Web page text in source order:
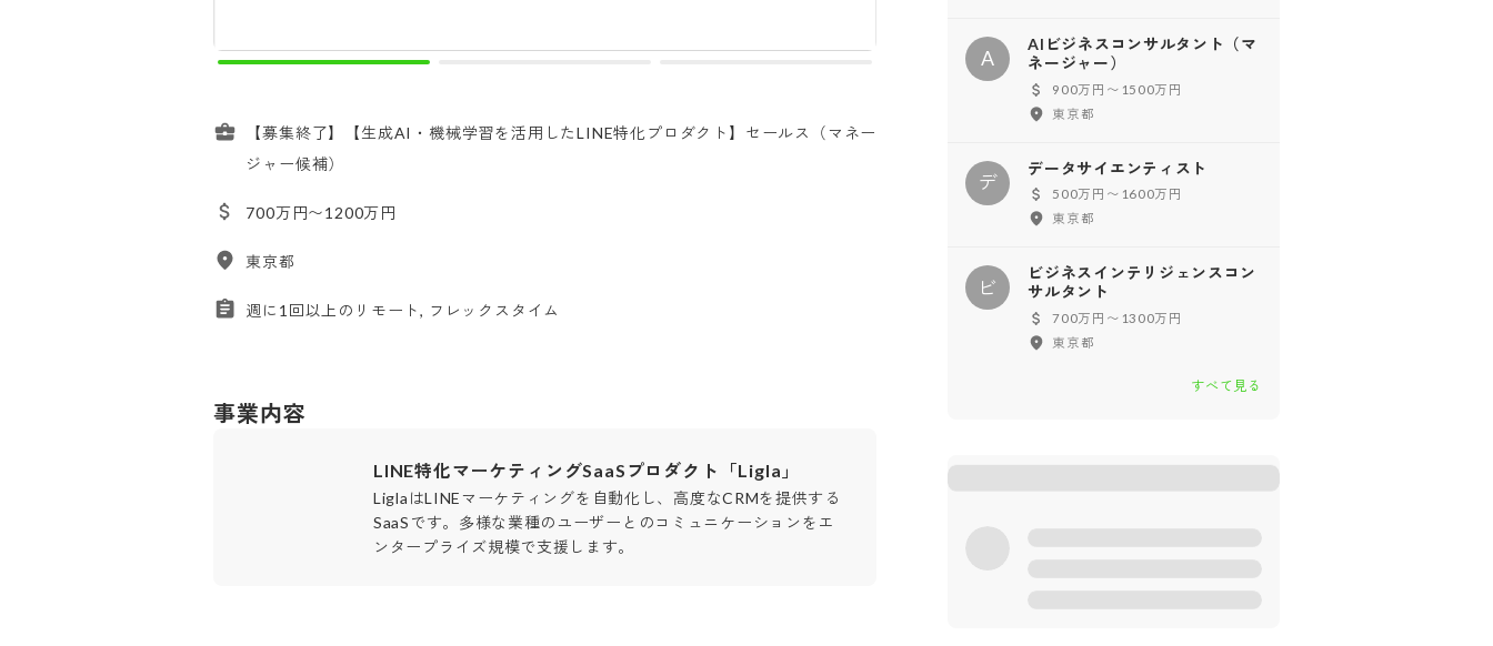
【募集終了】【生成AI・機械学習を活用したLINE特化プロダクト】セールス（マネー
ジャー候補）
700万円〜1200万円
東京都
週に1回以上のリモート, フレックスタイム
事業内容
LINE特化マーケティングSaaSプロダクト「Ligla」
LiglaはLINEマーケティングを自動化し、高度なCRMを提供する
SaaSです。多様な業種のユーザーとのコミュニケーションをエ
ンタープライズ規模で支援します。
A
AIビジネスコンサルタント（マ
ネージャー）
900万円〜1500万円
東京都
デ
データサイエンティスト
500万円〜1600万円
東京都
ビ
ビジネスインテリジェンスコン
サルタント
700万円〜1300万円
東京都
すべて見る